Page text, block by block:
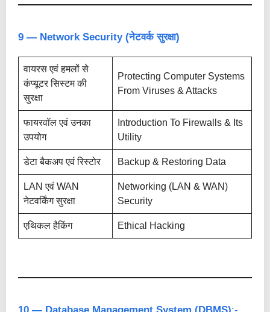
9 — Network Security (नेटवर्क सुरक्षा)
वायरस एवं हमलों से
कंप्यूटर सिस्टम की
सुरक्षा
Protecting Computer Systems
From Viruses & Attacks
फायरवॉल एवं उनका
उपयोग
Introduction To Firewalls & Its
Utility
डेटा बैकअप एवं रिस्टोर Backup & Restoring Data
LAN एवं WAN
नेटवर्किंग सुरक्षा
Networking (LAN & WAN)
Security
एथिकल हैकिंग Ethical Hacking